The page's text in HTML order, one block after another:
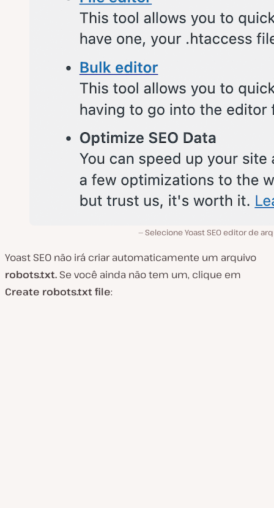
Selecione Yoast SEO editor de
Yoast SEO não irá criar automaticamente um arquivo
robots.txt. Se você ainda não tem um, clique em
Create robots.txt file: